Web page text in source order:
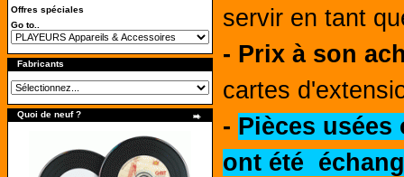
Offres spéciales
Go to..
Fabricants
Quoi de neuf ?
servir en tant
- Prix à son
cartes
- Pièces usées
ont été